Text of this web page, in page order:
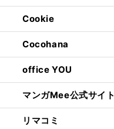
Cookie
Cocohana
office YOU
マンガMee公式サイト
リマコミ